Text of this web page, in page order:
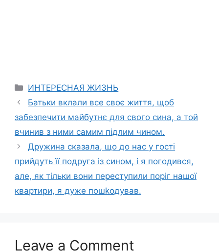
Categories
ИНТЕРЕСНАЯ ЖИЗНЬ
Батьки вклали все своє життя, щоб
забезпечити майбутнє для свого сина, а той
вчинив з ними самим підлим чином.
Дружина сказала, що до нас у гості
прийдуть її подруга із сином, і я погодився,
але, як тільки вони переступили поріг нашої
квартири, я дуже пошkодував.
Leave a Comment